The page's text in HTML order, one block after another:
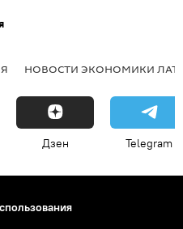
НОВОСТИ ЭКОНОМИКИ
Дзен Telegram